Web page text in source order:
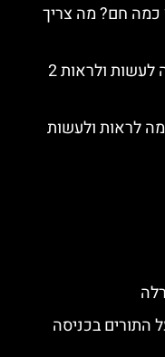
כמה חם? מה צריך
יומיים בפיזה – טיפים והמלצות מה לעשות ולראות 2
לראות ולעשות
התורים בכניסה